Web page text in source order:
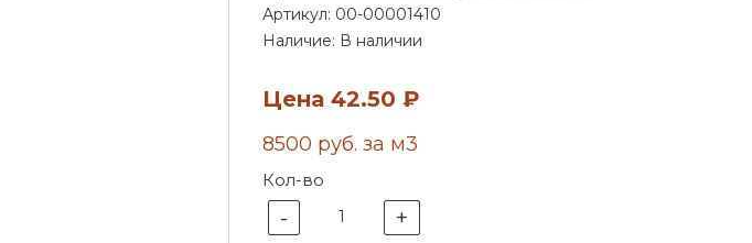
Артикул: 00-00001410
Наличие: В наличии
Цена42.50 ₽
8500 руб. за м3
Кол-во
- 1 +